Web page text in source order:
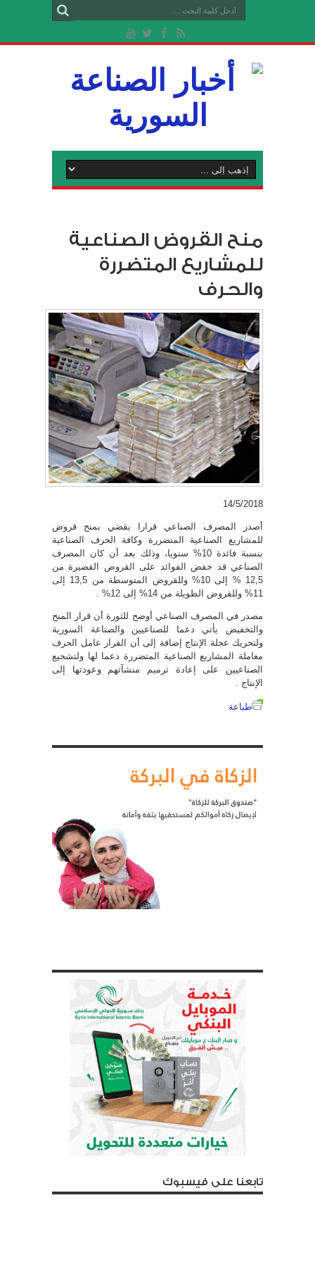
منح القروض الصناعية
للمشاريع المتضررة
والحرف
14/5/2018
أصدر المصرف الصناعي قرارا يقضي بمنح قروض
للمشاريع الصناعية المتضررة وكافة الحرف الصناعية
بنسبة فائدة 10% سنويا، وذلك بعد أن كان المصرف
الصناعي قد خفض الفوائد على القروض القصيرة من
12,5 % إلى 10% وللقروض المتوسطة من 13,5 إلى
11% وللقروض الطويلة من 14% إلى 12% .‏
مصدر في المصرف الصناعي أوضح للثورة أن قرار المنح
والتخفيض يأتي دعما للصناعيين والصناعة السورية
ولتحريك عجلة الإنتاج إضافة إلى أن القرار عامل الحرف
معاملة المشاريع الصناعية المتضررة دعما لها ولتشجيع
الصناعيين على إعادة ترميم منشآتهم وعودتها إلى
الإنتاج .‏
طباعة
تابعنا على فيسبوك